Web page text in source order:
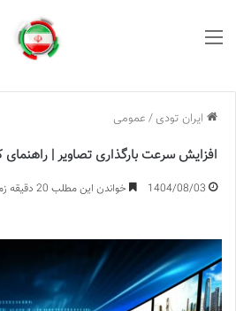
ایران تودی / عمومی
افزایش سرعت بارگذاری تصاویر | راهنمای
1404/08/03 خواندن این مطلب 20 دقیقه زمان میبرد